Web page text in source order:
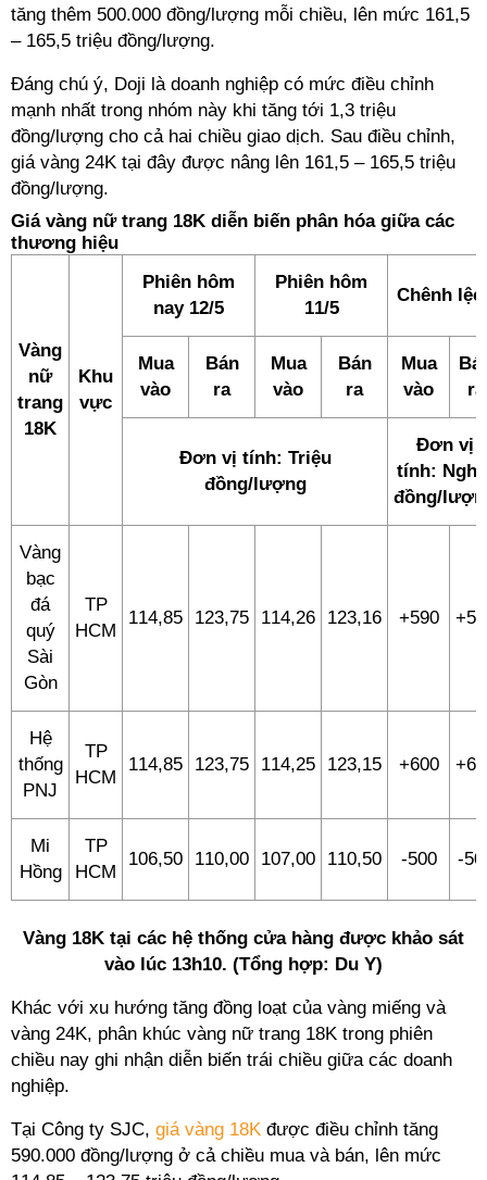
tăng thêm 500.000 đồng/lượng mỗi chiều, lên mức 161,5
– 165,5 triệu đồng/lượng.
Đáng chú ý, Doji là doanh nghiệp có mức điều chỉnh
mạnh nhất trong nhóm này khi tăng tới 1,3 triệu
đồng/lượng cho cả hai chiều giao dịch. Sau điều chỉnh,
giá vàng 24K tại đây được nâng lên 161,5 – 165,5 triệu
đồng/lượng.
Giá vàng nữ trang 18K diễn biến phân hóa giữa các
thương hiệu
Vàng
nữ
trang
18K
Khu
vực
Phiên hôm
nay 12/5
Phiên hôm
11/5
Chênh
Mua
vào
Bán
ra
Mua
vào
Bán
ra
Mua
vào
ra
Đơn vị tính: Triệu
đồng/lượng
Đơn vị
tính:
đồng/
Vàng
bạc
đá
quý
Sài
Gòn
TP
HCM
114,85 123,75 114,26 123,16 +590
Hệ
thống
PNJ
TP
HCM
114,85 123,75 114,25 123,15 +600
Mi
Hồng
TP
HCM
106,50 110,00 107,00 110,50 -500 -
Vàng 18K tại các hệ thống cửa hàng được khảo sát
vào lúc 13h10. (Tổng hợp: Du Y)
Khác với xu hướng tăng đồng loạt của vàng miếng và
vàng 24K, phân khúc vàng nữ trang 18K trong phiên
chiều nay ghi nhận diễn biến trái chiều giữa các doanh
nghiệp.
Tại Công ty SJC, giá vàng 18K được điều chỉnh tăng
590.000 đồng/lượng ở cả chiều mua và bán, lên mức